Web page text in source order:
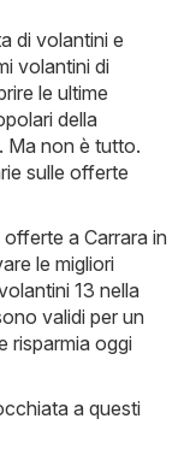
di volantini e
volantini di
le ultime
della
. Ma non è tutto.
sulle offerte
a Carrara in
le migliori
13 nella
validi per un
risparmia oggi
a questi